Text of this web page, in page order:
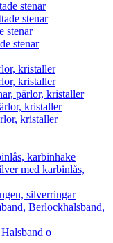
stenar
stenar
stenar
stenar
kristaller
kristaller
pärlor, kristaller
kristaller
kristaller
karbinhake
med karbinlås,
silverringar
Berlockhalsband,
o